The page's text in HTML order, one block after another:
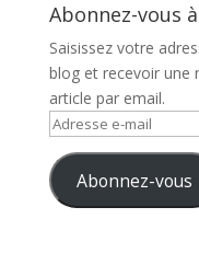
Abonnez-vous
Saisissez votre
blog et recevoir une
article par email.
Adresse
mail Abonnez-vous